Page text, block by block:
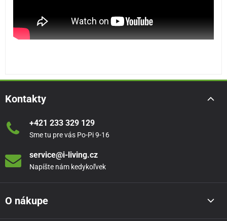
Kontakty
+421 233 329 129
Sme tu pre vás Po-Pi 9-16
service@i-living.cz
Napíšte nám kedykoľvek
O nákupe